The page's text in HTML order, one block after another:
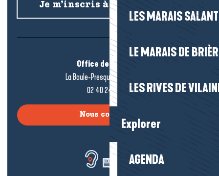
LES MARAIS
LE MARAIS DE
LES RIVES DE
Explorer
AGENDA
Je m’inscris à la newsletter
Office de tourisme
La Baule-Presqu’île de Guérande
02 40 24 34 44
Nous contacter